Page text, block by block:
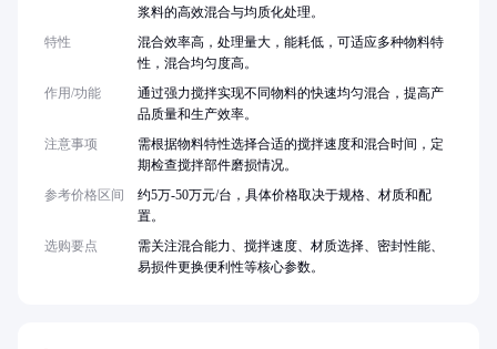
浆料的高效混合与均质化处理。
特性
混合效率高，处理量大，能耗低，可适应多种物料特
性，混合均匀度高。
作用/功能
通过强力搅拌实现不同物料的快速均匀混合，提高产
品质量和生产效率。
注意事项
需根据物料特性选择合适的搅拌速度和混合时间，定
期检查搅拌部件磨损情况。
参考价格区间
约5万-50万元/台，具体价格取决于规格、材质和配
置。
选购要点
需关注混合能力、搅拌速度、材质选择、密封性能、
易损件更换便利性等核心参数。